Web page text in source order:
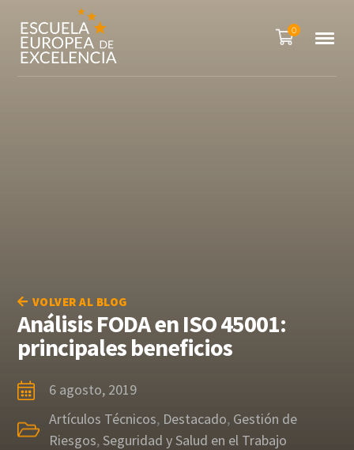
0
VOLVER AL BLOG
Análisis FODA en ISO 45001:
principales beneficios
6 agosto, 2019
Artículos Técnicos, Destacado, Gestión de
Riesgos,Seguridad y Salud en el Trabajo